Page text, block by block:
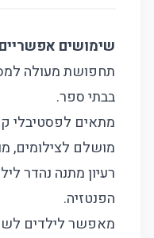
שימושים
בבתי ספר.
מתאים לפסטיבלי
מושלם לצילומים,
רעיון מתנה נהדר
הפנטזיה.
מאפשר לילדים